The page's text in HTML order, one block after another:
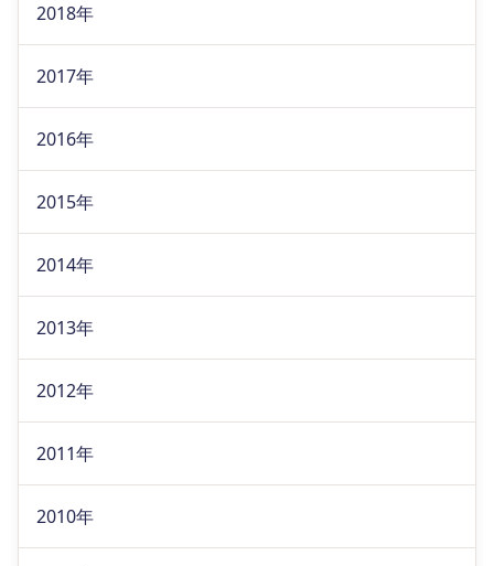
2018年
2017年
2016年
2015年
2014年
2013年
2012年
2011年
2010年